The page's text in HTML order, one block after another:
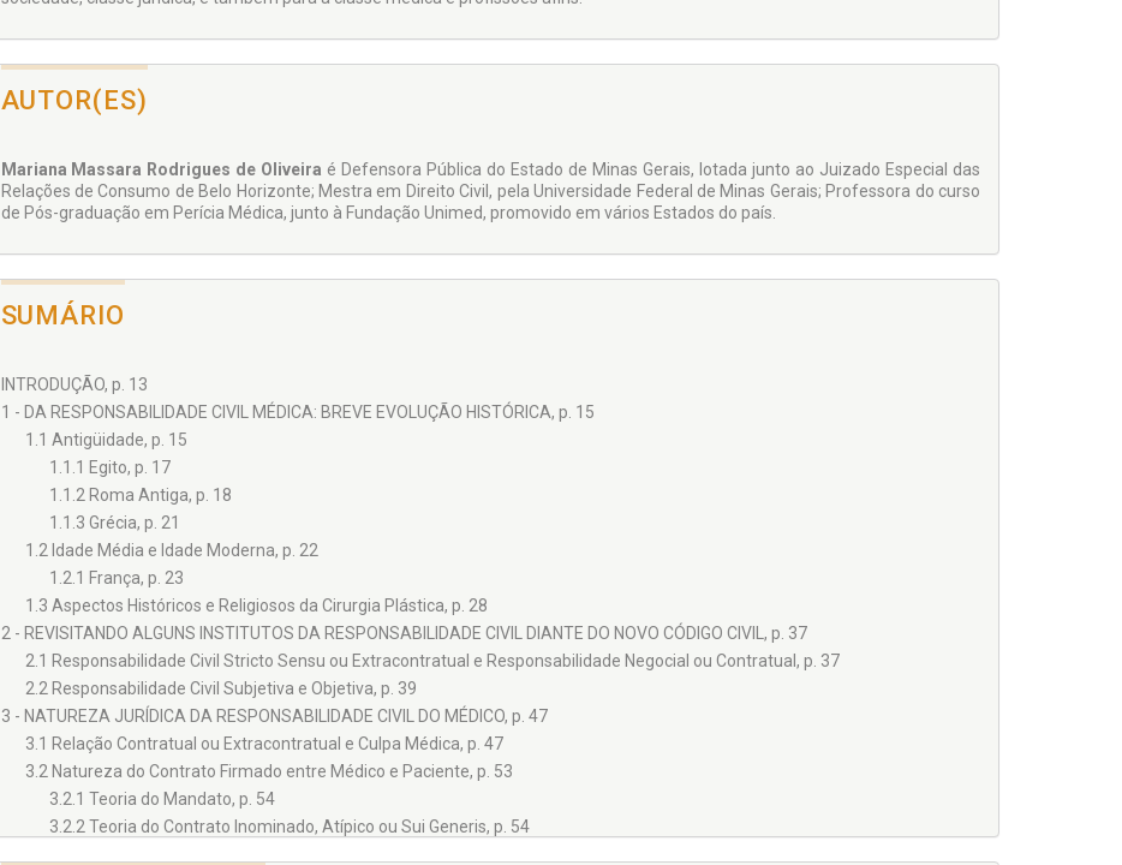
AUTOR(ES)
Mariana Massara Rodrigues de Oliveira é Defensora Pública do Estado de Minas Gerais, lotada junto ao Juizado Especial das
Relações de Consumo de Belo Horizonte; Mestra em Direito Civil, pela Universidade Federal de Minas Gerais; Professora do curso
de Pós-graduação em Perícia Médica, junto à Fundação Unimed, promovido em vários Estados do país.
SUMÁRIO
INTRODUÇÃO, p. 13
1 - DA RESPONSABILIDADE CIVIL MÉDICA: BREVE EVOLUÇÃO HISTÓRICA, p. 15
1.1 Antigüidade, p. 15
1.1.1 Egito, p. 17
1.1.2 Roma Antiga, p. 18
1.1.3 Grécia, p. 21
1.2 Idade Média e Idade Moderna, p. 22
1.2.1 França, p. 23
1.3 Aspectos Históricos e Religiosos da Cirurgia Plástica, p. 28
2 - REVISITANDO ALGUNS INSTITUTOS DA RESPONSABILIDADE CIVIL DIANTE DO NOVO CÓDIGO CIVIL, p. 37
2.1 Responsabilidade Civil Stricto Sensu ou Extracontratual e Responsabilidade Negocial ou Contratual, p. 37
2.2 Responsabilidade Civil Subjetiva e Objetiva, p. 39
3 - NATUREZA JURÍDICA DA RESPONSABILIDADE CIVIL DO MÉDICO, p. 47
3.1 Relação Contratual ou Extracontratual e Culpa Médica, p. 47
3.2 Natureza do Contrato Firmado entre Médico e Paciente, p. 53
3.2.1 Teoria do Mandato, p. 54
3.2.2 Teoria do Contrato Inominado, Atípico ou Sui Generis, p. 54